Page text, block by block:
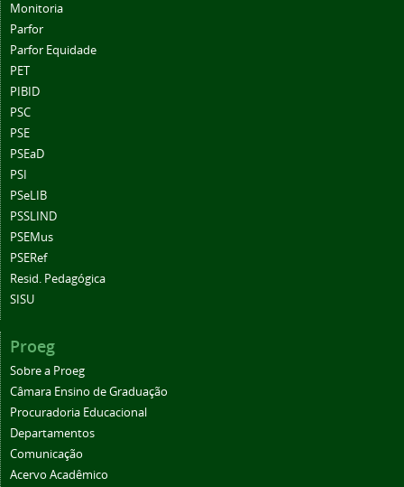
Monitoria
Parfor
Parfor Equidade
PET
PIBID
PSC
PSE
PSEaD
PSI
PSeLIB
PSSLIND
PSEMus
PSERef
Resid. Pedagógica
SISU
Proeg
Sobre a Proeg
Câmara Ensino de Graduação
Procuradoria Educacional
Departamentos
Comunicação
Acervo Acadêmico